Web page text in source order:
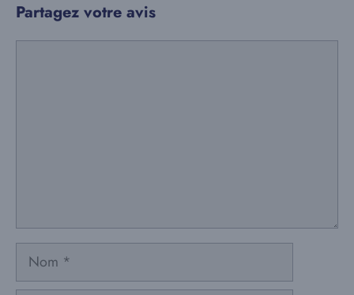
Partagez votre avis
Nom